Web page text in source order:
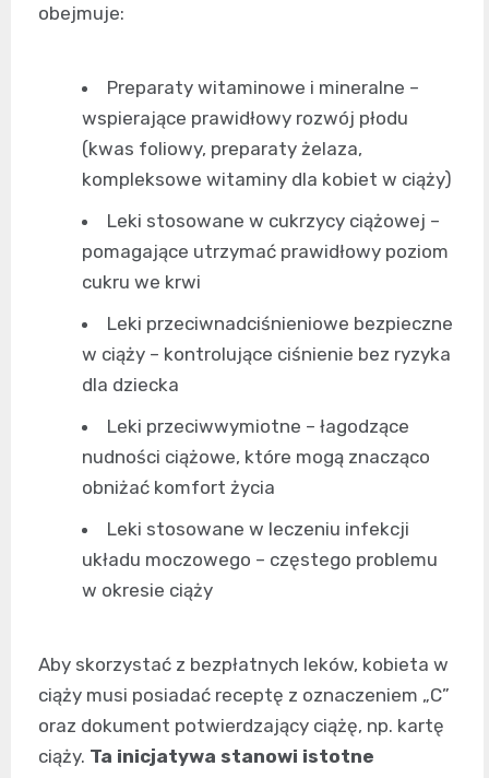
obejmuje:
Preparaty witaminowe i mineralne –
wspierające prawidłowy rozwój płodu
(kwas foliowy, preparaty żelaza,
kompleksowe witaminy dla kobiet w ciąży)
Leki stosowane w cukrzycy ciążowej –
pomagające utrzymać prawidłowy poziom
cukru we krwi
Leki przeciwnadciśnieniowe bezpieczne
w ciąży – kontrolujące ciśnienie bez ryzyka
dla dziecka
Leki przeciwwymiotne – łagodzące
nudności ciążowe, które mogą znacząco
obniżać komfort życia
Leki stosowane w leczeniu infekcji
układu moczowego – częstego problemu
w okresie ciąży
Aby skorzystać z bezpłatnych leków, kobieta w
ciąży musi posiadać receptę z oznaczeniem „C”
oraz dokument potwierdzający ciążę, np. kartę
ciąży. Ta inicjatywa stanowi istotne